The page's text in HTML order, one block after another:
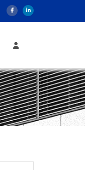
MITGLIEDER LOGIN